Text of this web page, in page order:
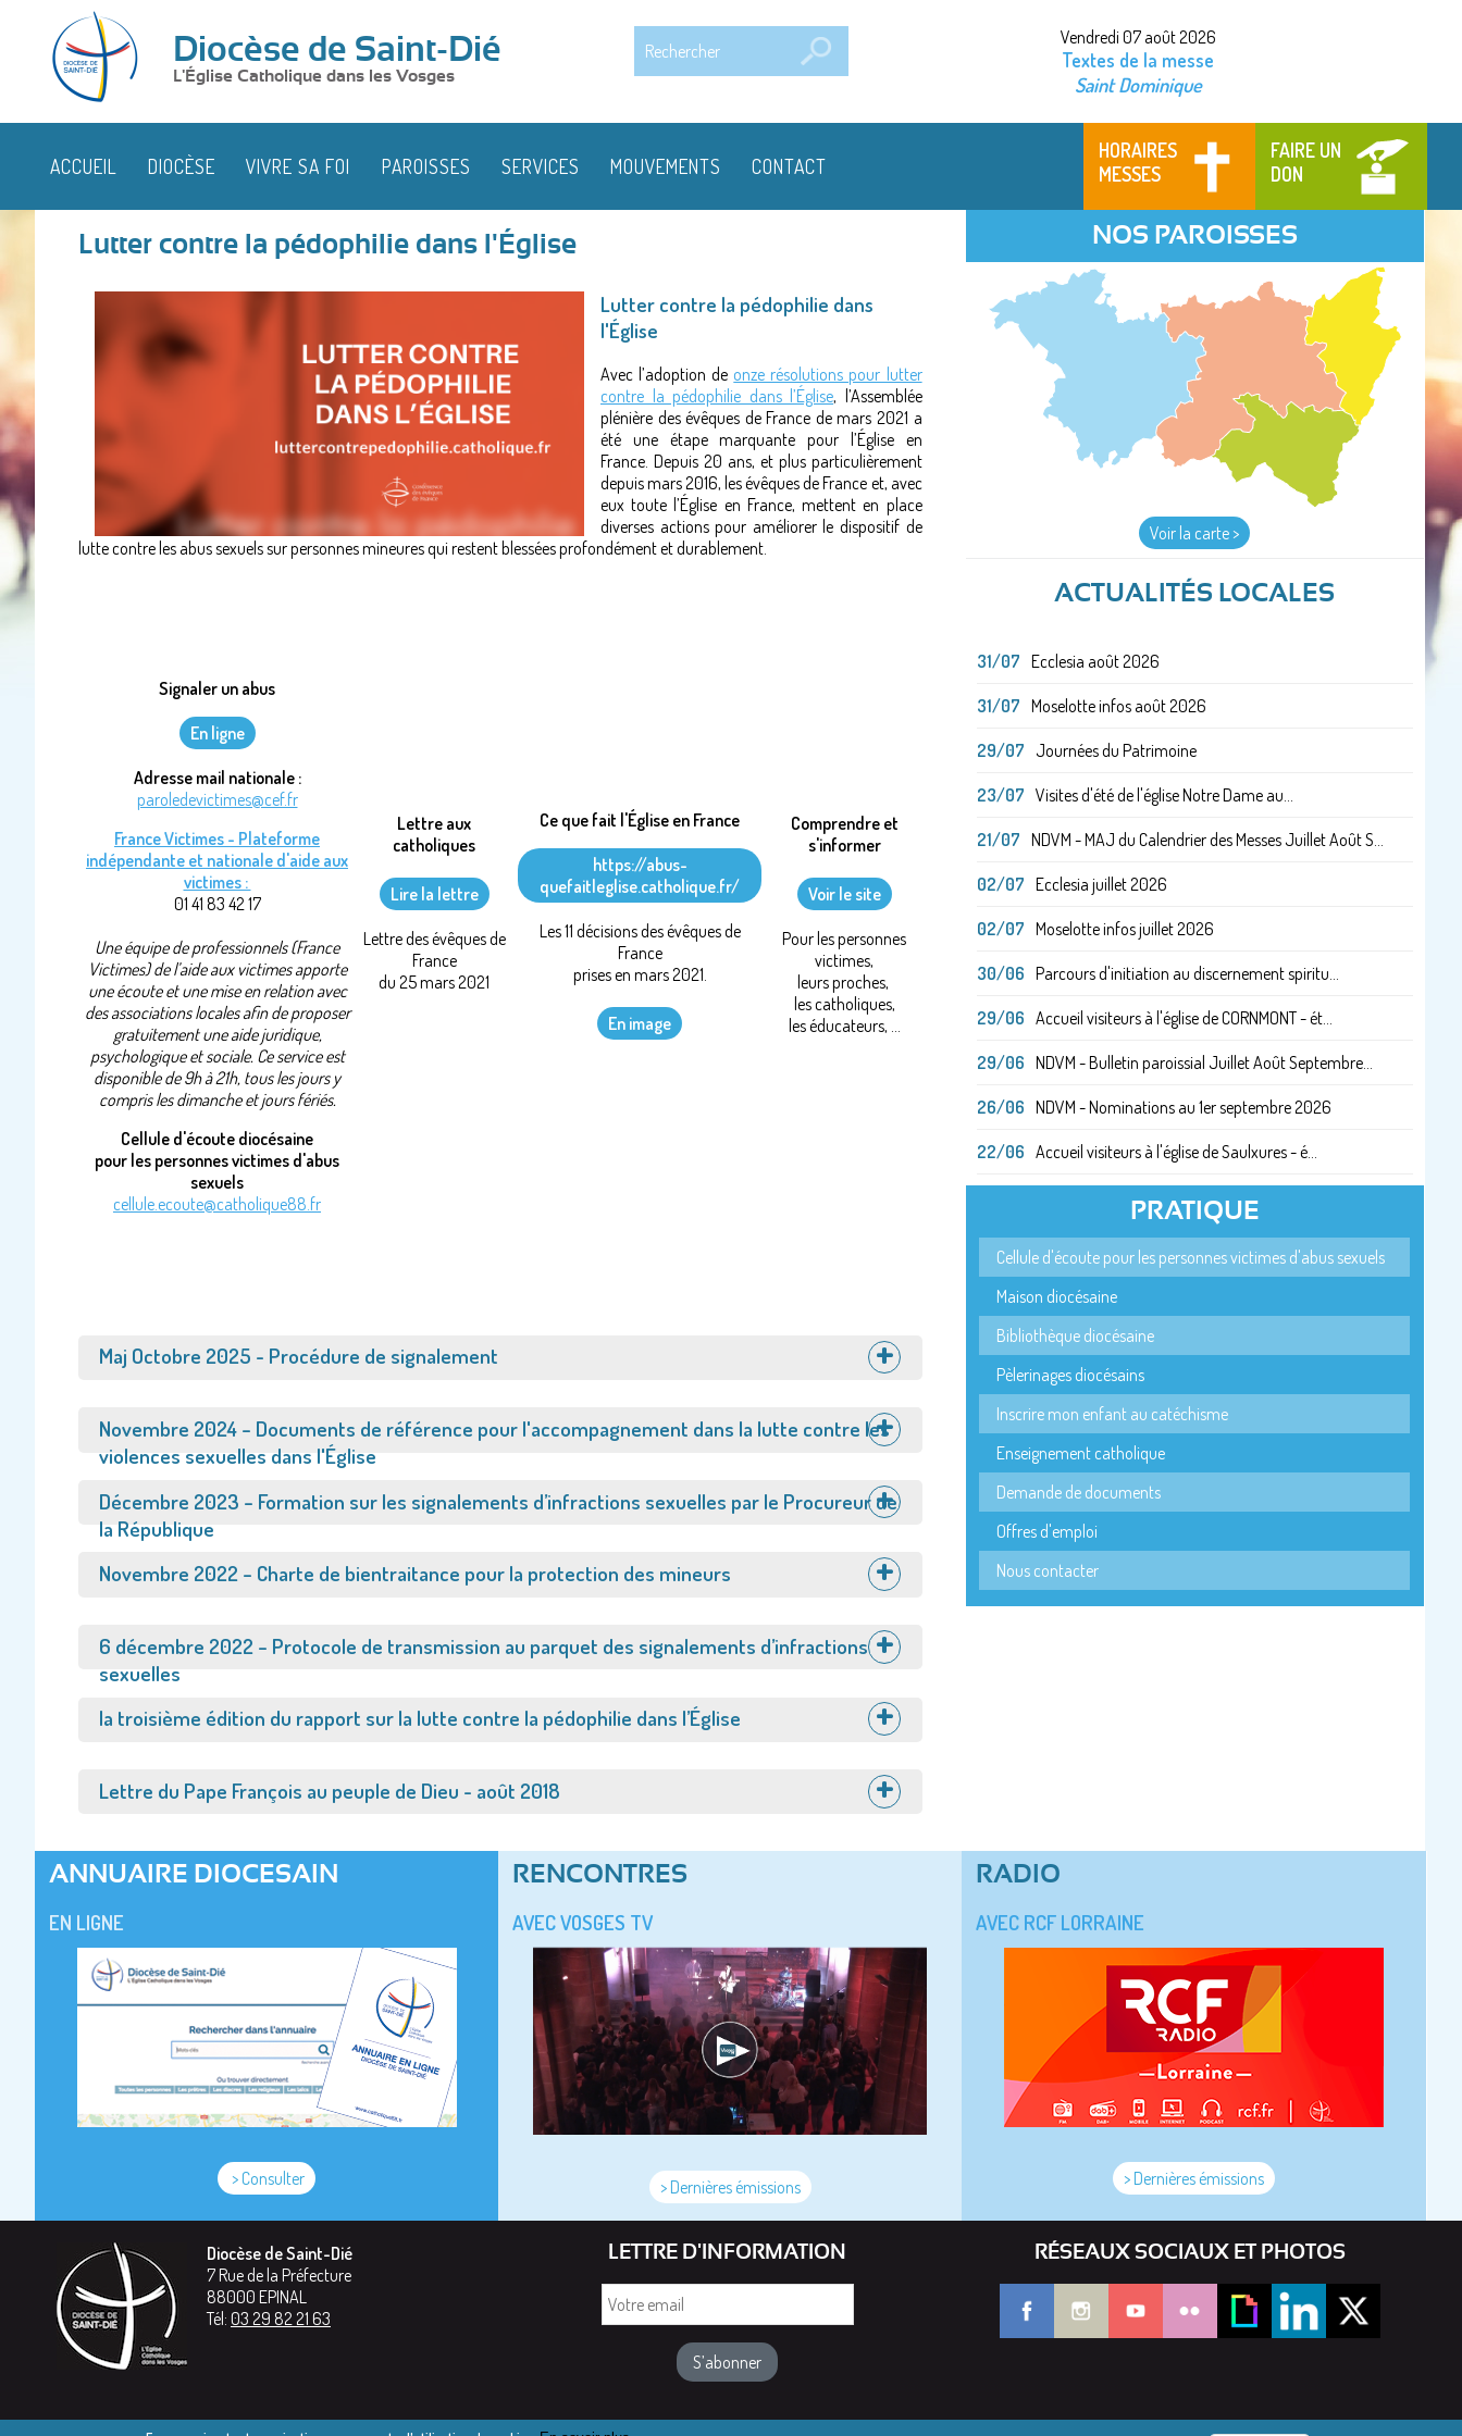
Diocèse de Saint-Dié
L'Église Catholique dans les Vosges
Vendredi 07 août 2026
Textes de la messe
Saint Dominique
HORAIRES
MESSES
FAIRE UN
DON
ACCUEIL DIOCÈSE VIVRE SA FOI PAROISSES SERVICES MOUVEMENTS CONTACT
Lutter contre la pédophilie dans l'Église
Lutter contre la pédophilie dans
l'Église
Avec l’adoption de onze résolutions pour lutter
contre la pédophilie dans l’Église, l’Assemblée
plénière des évêques de France de mars 2021 a
été une étape marquante pour l’Église en
France. Depuis 20 ans, et plus particulièrement
depuis mars 2016, les évêques de France et, avec
eux toute l’Église en France, mettent en place
diverses actions pour améliorer le dispositif de
lutte contre les abus sexuels sur personnes mineures qui restent blessées profondément et durablement.
Signaler un abus
En ligne
Adresse mail nationale :
paroledevictimes@cef.fr
France Victimes - Plateforme
indépendante et nationale d'aide aux
victimes :
01 41 83 42 17
Une équipe de professionnels (France
Victimes) de l’aide aux victimes apporte
une écoute et une mise en relation avec
des associations locales afin de proposer
gratuitement une aide juridique,
psychologique et sociale. Ce service est
disponible de 9h à 21h, tous les jours y
compris les dimanche et jours fériés.
Cellule d'écoute diocésaine
pour les personnes victimes d'abus
sexuels
cellule.ecoute@catholique88.fr
Lettre aux
catholiques
Lire la lettre
Lettre des évêques de
France
du 25 mars 2021
Ce que fait l'Église en France
https://abus-
quefaitleglise.catholique.fr/
Les 11 décisions des évêques de
France
prises en mars 2021.
En image
Comprendre et
s'informer
Voir le site
Pour les personnes
victimes,
leurs proches,
les catholiques,
les éducateurs, ...
Afficher
Maj Octobre 2025 - Procédure de signalement
Afficher
Novembre 2024 – Documents de référence pour l'accompagnement dans la lutte contre les
violences sexuelles dans l'Église
Afficher
Décembre 2023 – Formation sur les signalements d’infractions sexuelles par le Procureur de
la République
Afficher
Novembre 2022 – Charte de bientraitance pour la protection des mineurs
Afficher
6 décembre 2022 – Protocole de transmission au parquet des signalements d’infractions
sexuelles
Afficher
la troisième édition du rapport sur la lutte contre la pédophilie dans l’Église
Afficher
Lettre du Pape François au peuple de Dieu - août 2018
NOS PAROISSES
Voir la carte >
ACTUALITÉS LOCALES
31/07 Ecclesia août 2026
31/07 Moselotte infos août 2026
29/07 Journées du Patrimoine
23/07 Visites d'été de l'église Notre Dame au...
21/07 NDVM - MAJ du Calendrier des Messes Juillet Août S...
02/07 Ecclesia juillet 2026
02/07 Moselotte infos juillet 2026
30/06 Parcours d'initiation au discernement spiritu...
29/06 Accueil visiteurs à l'église de CORNMONT - ét...
29/06 NDVM - Bulletin paroissial Juillet Août Septembre...
26/06 NDVM - Nominations au 1er septembre 2026
22/06 Accueil visiteurs à l'église de Saulxures - é...
PRATIQUE
Cellule d'écoute pour les personnes victimes d'abus sexuels
Maison diocésaine
Bibliothèque diocésaine
Pèlerinages diocésains
Inscrire mon enfant au catéchisme
Enseignement catholique
Demande de documents
Offres d'emploi
Nous contacter
ANNUAIRE DIOCESAIN
EN LIGNE
> Consulter
RENCONTRES
AVEC VOSGES TV
> Dernières émissions
RADIO
AVEC RCF LORRAINE
> Dernières émissions
Diocèse de Saint-Dié
7 Rue de la Préfecture
88000 EPINAL
Tél: 03 29 82 21 63
LETTRE D'INFORMATION RÉSEAUX SOCIAUX ET PHOTOS